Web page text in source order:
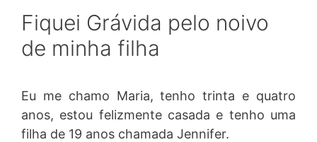
Fiquei Grávida pelo noivo
de minha filha
Eu me chamo Maria, tenho trinta e quatro
anos, estou felizmente casada e tenho uma
filha de 19 anos chamada Jennifer.